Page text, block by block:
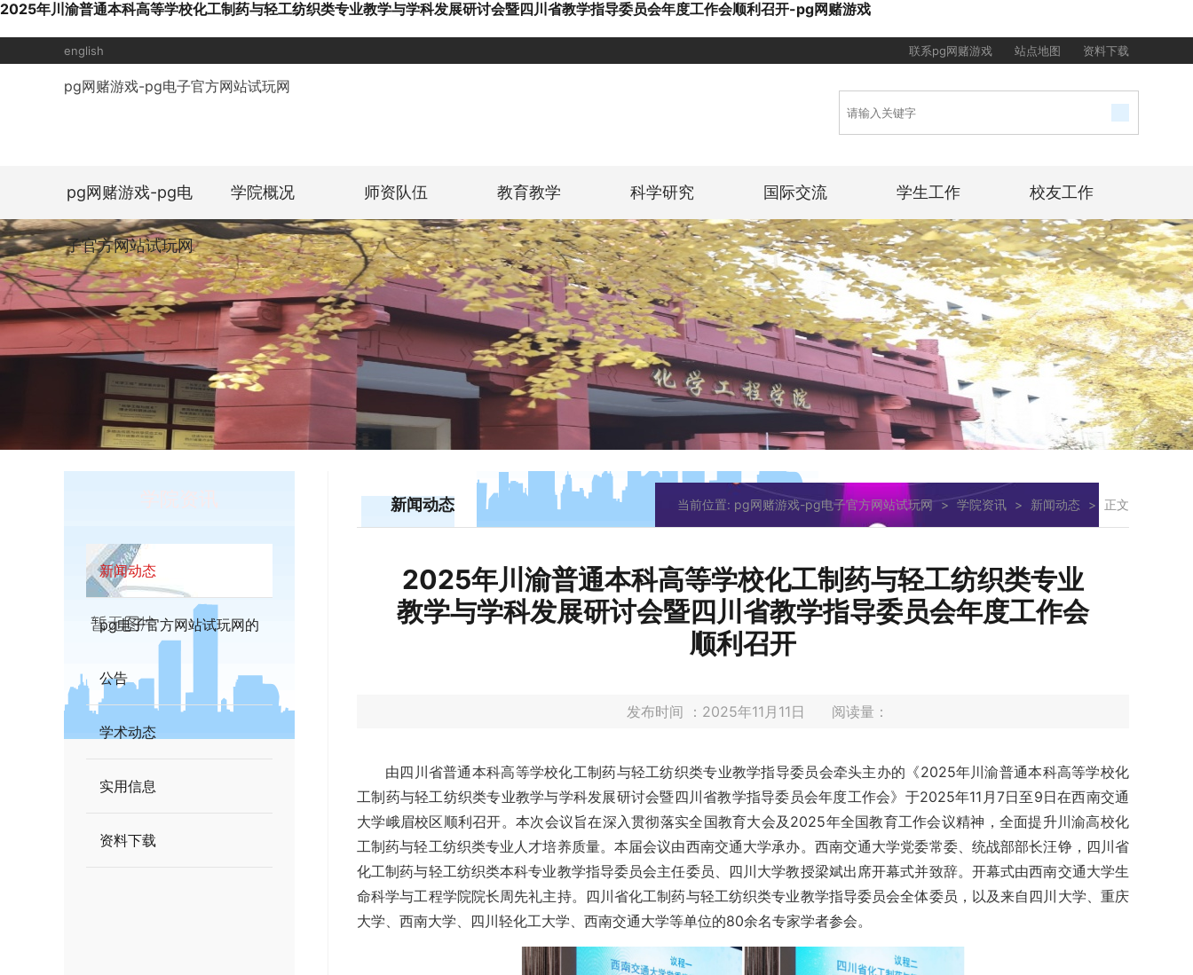
2025年川渝普通本科高等学校化工制药与轻工纺织类专业教学与学科发展研讨会暨四川省教学指导委员会年度工作会顺利召开-pg网赌游戏
english 资料下载
站点地图
联系pg网赌游戏
pg网赌游戏-pg电子官方网站试玩网
pg网赌游戏-pg电
子官方网站试玩网
学院概况 师资队伍 教育教学 科学研究 国际交流 学生工作 校友工作
学院资讯
新闻动态
pg电子官方网站试玩网的
公告
学术动态
实用信息
资料下载
新闻动态 当前位置: pg网赌游戏-pg电子官方网站试玩网 > 学院资讯 > 新闻动态 > 正文
2025年川渝普通本科高等学校化工制药与轻工纺织类专业
教学与学科发展研讨会暨四川省教学指导委员会年度工作会
顺利召开
发布时间 ：2025年11月11日 阅读量：
由四川省普通本科高等学校化工制药与轻工纺织类专业教学指导委员会牵头主办的《2025年川渝普通本科高等学校化
工制药与轻工纺织类专业教学与学科发展研讨会暨四川省教学指导委员会年度工作会》于2025年11月7日至9日在西南交通
大学峨眉校区顺利召开。本次会议旨在深入贯彻落实全国教育大会及2025年全国教育工作会议精神，全面提升川渝高校化
工制药与轻工纺织类专业人才培养质量。本届会议由西南交通大学承办。西南交通大学党委常委、统战部部长汪铮，四川省
化工制药与轻工纺织类本科专业教学指导委员会主任委员、四川大学教授梁斌出席开幕式并致辞。开幕式由西南交通大学生
命科学与工程学院院长周先礼主持。四川省化工制药与轻工纺织类专业教学指导委员会全体委员，以及来自四川大学、重庆
大学、西南大学、四川轻化工大学、西南交通大学等单位的80余名专家学者参会。